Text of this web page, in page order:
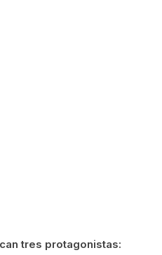
tres protagonistas: